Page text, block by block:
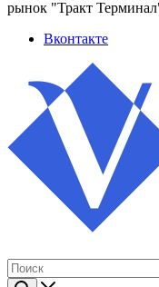
рынок "Тракт
Вконтакте